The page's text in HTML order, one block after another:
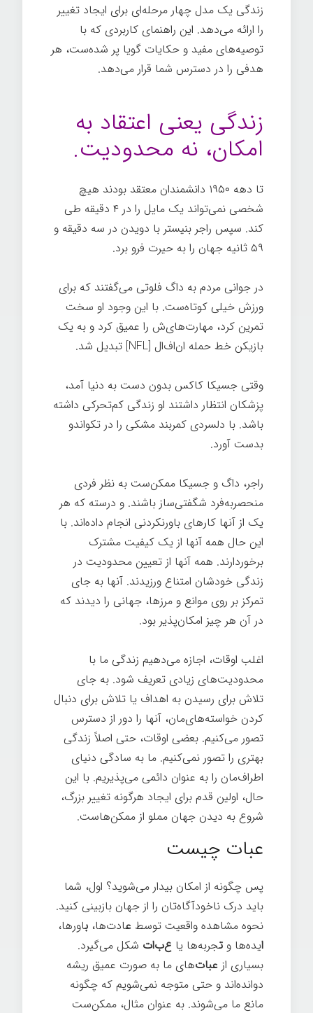
زندگی یک مدل چهار مرحله‌ای برای ایجاد تغییر
را ارائه می‌دهد. این راهنمای کاربردی که با
توصیه‌های مفید و حکایات گویا پر شده‌ست، هر
هدفی را در دسترس شما قرار می‌دهد.
زندگی یعنی اعتقاد به
امکان، نه محدودیت.
تا دهه ۱۹۵۰ دانشمندان معتقد بودند هیچ
شخصی نمی‌تواند یک مایل را در ۴ دقیقه طی
کند. سپس راجر بنیستر با دویدن در سه دقیقه و
۵۹ ثانیه جهان را به حیرت فرو برد.
در جوانی مردم به داگ فلوتی می‌گفتند که برای
ورزش خیلی کوتاه‌ست. با این وجود او سخت
تمرین کرد، مهارت‌های‌ش را عمیق کرد و به یک
بازیکن خط حمله ان‌اف‌ال [NFL] تبدیل شد.
وقتی جسیکا کاکس بدون دست به دنیا آمد،
پزشکان انتظار داشتند او زندگی کم‌تحرکی داشته
باشد. با دلسردی کمربند مشکی را در تکواندو
بدست آورد.
راجر، داگ و جسیکا ممکن‌ست به نظر فردی
منحصربه‌فرد شگفتی‌ساز باشند. و درسته که هر
یک از آنها کارهای باورنکردنی انجام داده‌اند. با
این حال همه آنها از یک کیفیت مشترک
برخوردارند. همه آنها از تعیین محدودیت در
زندگی خودشان امتناع ورزیدند. آنها به جای
تمرکز بر روی موانع و مرزها، جهانی را دیدند که
در آن هر چیز امکان‌پذیر بود.
اغلب اوقات، اجازه می‌دهیم زندگی ما با
محدودیت‌های زیادی تعریف شود. به جای
تلاش برای رسیدن به اهداف یا تلاش برای دنبال
کردن خواسته‌های‌مان، آنها را دور از دسترس
تصور می‌كنیم. بعضی اوقات، حتی اصلاً زندگی
بهتری را تصور نمی‌کنیم. ما به سادگی دنیای
اطراف‌مان را به عنوان دائمی می‌پذیریم. با این
حال، اولین قدم برای ایجاد هرگونه تغییر بزرگ،
شروع به دیدن جهان مملو از ممکن‌هاست.
عبات چیست
پس چگونه از امکان بیدار می‌شوید؟ اول، شما
باید درک ناخودآگاه‌تان را از جهان بازبینی کنيد.
نحوه مشاهده واقعیت توسط عادت‌ها، باورها،
ایده‌ها و تجربه‌ها یا ع‌ب‌ا‌ت شکل می‌گیرد.
بسیاری از عبات‌های ما به صورت عمیق ریشه
دوانده‌اند و حتی متوجه نمی‌شویم که چگونه
مانع ما می‌شوند. به عنوان مثال، ممکن‌ست